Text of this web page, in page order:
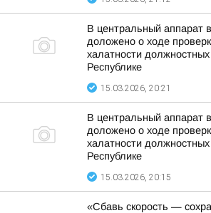
В центральный аппарат
доложено о ходе
халатности
Республике
15.03.2026, 20:21
В центральный аппарат
доложено о ходе
халатности
Республике
15.03.2026, 20:15
«Сбавь скорость —